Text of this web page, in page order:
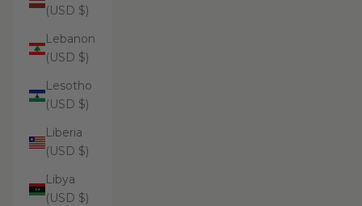
(USD $)
Lebanon
(USD $)
Lesotho
(USD $)
Liberia
(USD $)
Libya
(USD $)